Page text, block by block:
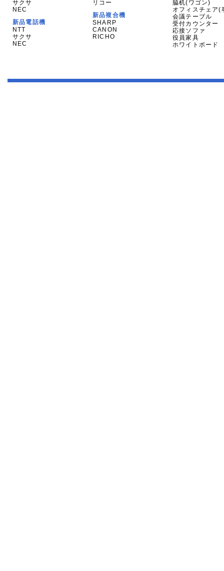
サクサ
NEC
新品電話機
NTT
サクサ
NEC
リコー
新品複合機
SHARP
CANON
RICHO
脇机(ワゴン)
オフィスチェア(
会議テーブル
受付カウンター
応接ソファ
役員家具
ホワイトボード